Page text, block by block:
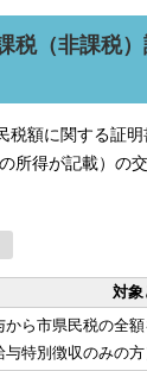
（非課税）
額に関する証
所得が記載）の
対象
から市県民税の全
与特別徴収のみの方